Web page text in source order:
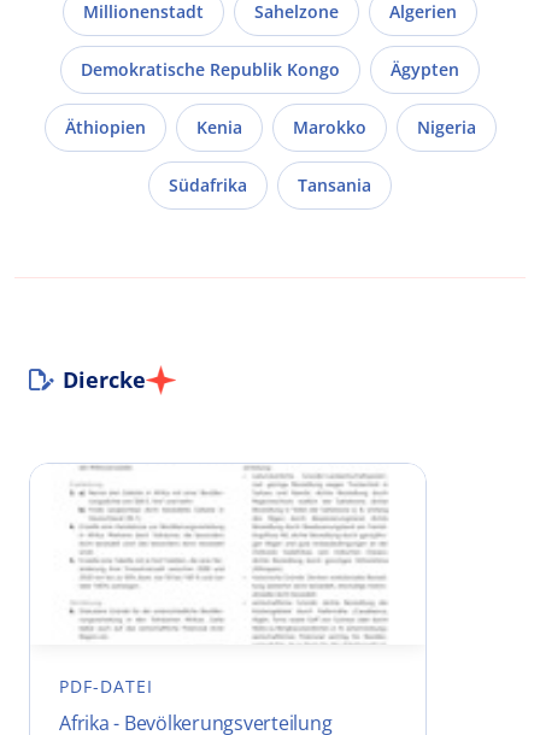
Millionenstadt Sahelzone Algerien
Demokratische Republik Kongo Ägypten
Äthiopien Kenia Marokko Nigeria
Südafrika Tansania
Diercke
PDF-DATEI
Afrika - Bevölkerungsverteilung